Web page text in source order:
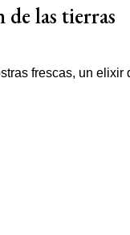
las tierras